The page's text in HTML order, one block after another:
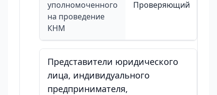
уполномоченного
на проведение
КНМ
Проверяющий
Представители юридического
лица, индивидуального
предпринимателя,